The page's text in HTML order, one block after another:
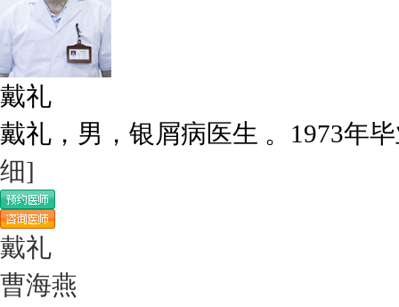
戴礼
戴礼，男，银屑病医生 。1973年
细]
戴礼
曹海燕